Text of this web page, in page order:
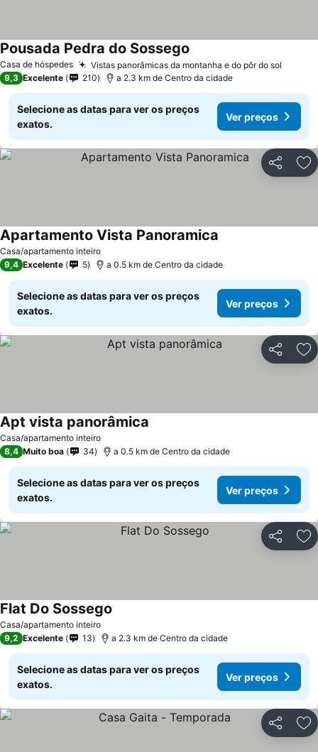
Casa de hóspedes Vistas panorâmicas da montanha e do pôr do sol
Pousada Pedra do Sossego
9,3 Excelente 210 a 2.3 km de Centro da cidade
Selecione as datas para ver os preços
exatos.
Ver preços
Partilhar
Casa/apartamento inteiro
Apartamento Vista Panoramica
9,4 Excelente 5 a 0.5 km de Centro da cidade
Selecione as datas para ver os preços
exatos.
Ver preços
Partilhar
Casa/apartamento inteiro
Apt vista panorâmica
8,4 Muito boa 34 a 0.5 km de Centro da cidade
Selecione as datas para ver os preços
exatos.
Ver preços
Partilhar
Casa/apartamento inteiro
Flat Do Sossego
9,2 Excelente 13 a 2.3 km de Centro da cidade
Selecione as datas para ver os preços
exatos.
Ver preços
Partilhar